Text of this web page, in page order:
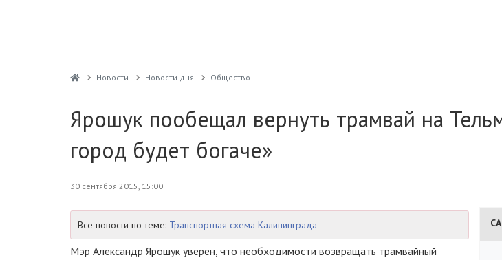
Новости Новости дня Общество
Ярошук пообещал вернуть трамвай на
город будет богаче»
30 сентября 2015, 15:00
Все новости по теме: Транспортная схема Калининграда
Мэр Александр Ярошук уверен, что необходимости возвращать трамвайный